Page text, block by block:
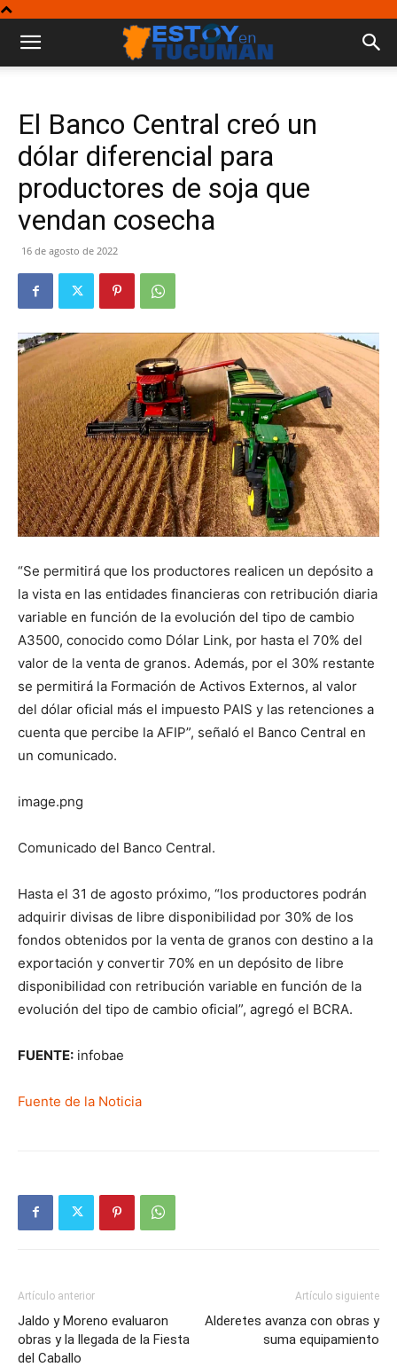
El Banco Central creó un
dólar diferencial para
productores de soja que
vendan cosecha
16 de agosto de 2022
“Se permitirá que los productores realicen un depósito a
la vista en las entidades financieras con retribución diaria
variable en función de la evolución del tipo de cambio
A3500, conocido como Dólar Link, por hasta el 70% del
valor de la venta de granos. Además, por el 30% restante
se permitirá la Formación de Activos Externos, al valor
del dólar oficial más el impuesto PAIS y las retenciones a
cuenta que percibe la AFIP”, señaló el Banco Central en
un comunicado.
image.png
Comunicado del Banco Central.
Hasta el 31 de agosto próximo, “los productores podrán
adquirir divisas de libre disponibilidad por 30% de los
fondos obtenidos por la venta de granos con destino a la
exportación y convertir 70% en un depósito de libre
disponibilidad con retribución variable en función de la
evolución del tipo de cambio oficial”, agregó el BCRA.
FUENTE: infobae
Fuente de la Noticia
Artículo anterior
Jaldo y Moreno evaluaron
obras y la llegada de la Fiesta
del Caballo
Artículo siguiente
Alderetes avanza con obras y
suma equipamiento